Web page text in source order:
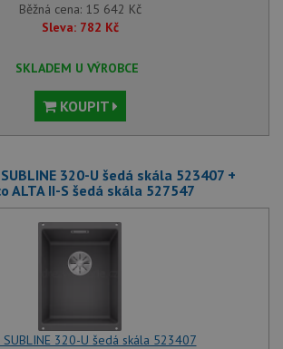
Běžná cena: 15 642 Kč
Sleva: 782 Kč
SKLADEM U VÝROBCE
KOUPIT
320-U šedá skála 523407 +
ALTA II-S šedá skála 527547
SUBLINE 320-U šedá skála 523407